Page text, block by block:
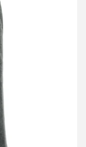
イドトラウザー